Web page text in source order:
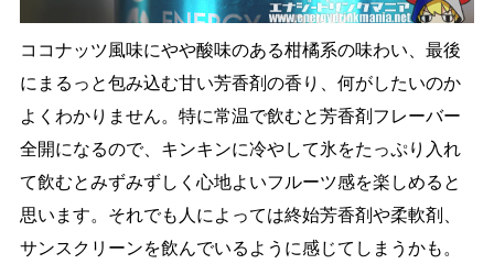
ココナッツ風味にやや酸味のある柑橘系の味わい、最後
にまるっと包み込む甘い芳香剤の香り、何がしたいのか
よくわかりません。特に常温で飲むと芳香剤フレーバー
全開になるので、キンキンに冷やして氷をたっぷり入れ
て飲むとみずみずしく心地よいフルーツ感を楽しめると
思います。それでも人によっては終始芳香剤や柔軟剤、
サンスクリーンを飲んでいるように感じてしまうかも。